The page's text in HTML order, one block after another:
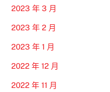
2023 年 3 月
2023 年 2 月
2023 年 1 月
2022 年 12 月
2022 年 11 月